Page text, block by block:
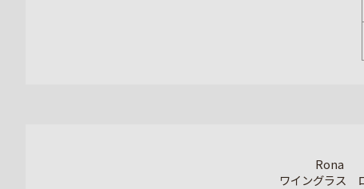
Rona
ワイングラス